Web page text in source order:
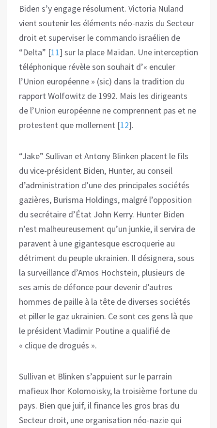
Biden s’y engage résolument. Victoria Nuland
vient soutenir les éléments néo-nazis du Secteur
droit et superviser le commando israélien de
“Delta” [11] sur la place Maïdan. Une interception
téléphonique révèle son souhait d’« enculer
l’Union européenne » (sic) dans la tradition du
rapport Wolfowitz de 1992. Mais les dirigeants
de l’Union européenne ne comprennent pas et ne
protestent que mollement [12].
“Jake” Sullivan et Antony Blinken placent le fils
du vice-président Biden, Hunter, au conseil
d’administration d’une des principales sociétés
gazières, Burisma Holdings, malgré l’opposition
du secrétaire d’État John Kerry. Hunter Biden
n’est malheureusement qu’un junkie, il servira de
paravent à une gigantesque escroquerie au
détriment du peuple ukrainien. Il désignera, sous
la surveillance d’Amos Hochstein, plusieurs de
ses amis de défonce pour devenir d’autres
hommes de paille à la tête de diverses sociétés
et piller le gaz ukrainien. Ce sont ces gens là que
le président Vladimir Poutine a qualifié de
« clique de drogués ».
Sullivan et Blinken s’appuient sur le parrain
mafieux Ihor Kolomoïsky, la troisième fortune du
pays. Bien que juif, il finance les gros bras du
Secteur droit, une organisation néo-nazie qui